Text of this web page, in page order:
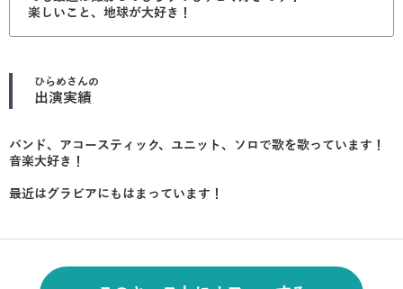
楽しいこと、地球が大好き！
ひらめ さんの
出演実績
バンド、アコースティック、ユニット、ソロで歌を歌っています！
音楽大好き！
最近はグラビアにもはまっています！